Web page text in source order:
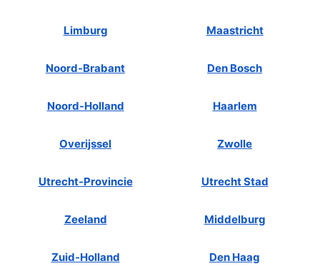
Limburg Maastricht
Noord-Brabant Den Bosch
Noord-Holland Haarlem
Overijssel Zwolle
Utrecht-Provincie Utrecht Stad
Zeeland Middelburg
Zuid-Holland Den Haag